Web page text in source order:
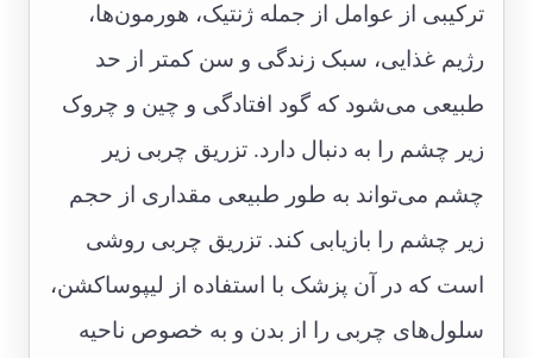
ترکیبی از عوامل از جمله ژنتیک، هورمون‌ها،
رژیم غذایی، سبک زندگی و سن کمتر از حد
طبیعی می‌شود که گود افتادگی و چین و چروک
زیر چشم را به دنبال دارد. تزریق چربی زیر
چشم می‌تواند به طور طبیعی مقداری از حجم
زیر چشم را بازیابی کند. تزریق چربی روشی
است که در آن پزشک با استفاده از لیپوساکشن،
سلول‌های چربی را از بدن و به خصوص ناحیه